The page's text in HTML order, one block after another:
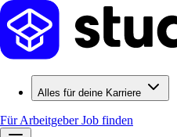
Alles für deine Karriere
Für ArbeitgeberJob finden